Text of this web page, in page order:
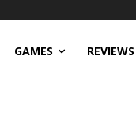
GAMES REVIEWS